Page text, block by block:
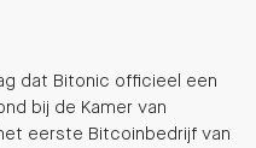
dat Bitonic officieel een
bij de Kamer van
eerste Bitcoinbedrijf van